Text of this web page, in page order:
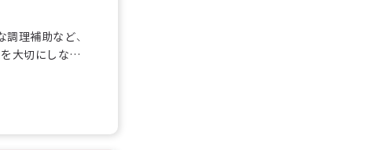
調理補助など、
大切にしなが
食サービスを
可能です。シ